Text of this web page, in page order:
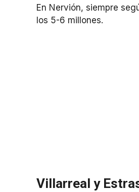
En Nervión, siempre
los 5-6 millones.
Villarreal y